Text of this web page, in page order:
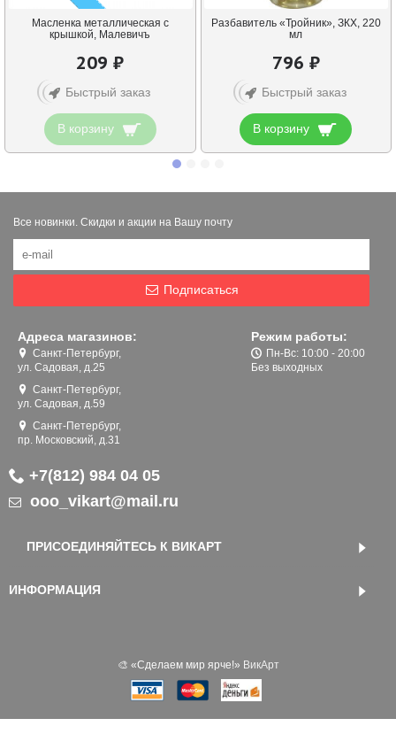
Масленка металлическая с
крышкой, Малевичъ
209 ₽
Быстрый заказ
В корзину
Разбавитель «Тройник», ЗКХ, 220
мл
796 ₽
Быстрый заказ
В корзину
Все новинки. Скидки и акции на Вашу почту
Подписаться
Адреса магазинов:
Санкт-Петербург,
ул. Садовая, д.25
Санкт-Петербург,
ул. Садовая, д.59
Санкт-Петербург,
пр. Московский, д.31
Режим работы:
Пн-Вс: 10:00 - 20:00
Без выходных
+7(812) 984 04 05
ooo_vikart@mail.ru
ПРИСОЕДИНЯЙТЕСЬ К ВИКАРТ
ИНФОРМАЦИЯ
🎨 «‎Сделаем мир ярче!» ВикАрт